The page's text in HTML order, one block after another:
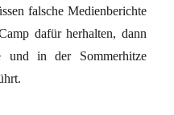
falsche Medienberichte
dafür herhalten, dann
und in der Sommerhitze